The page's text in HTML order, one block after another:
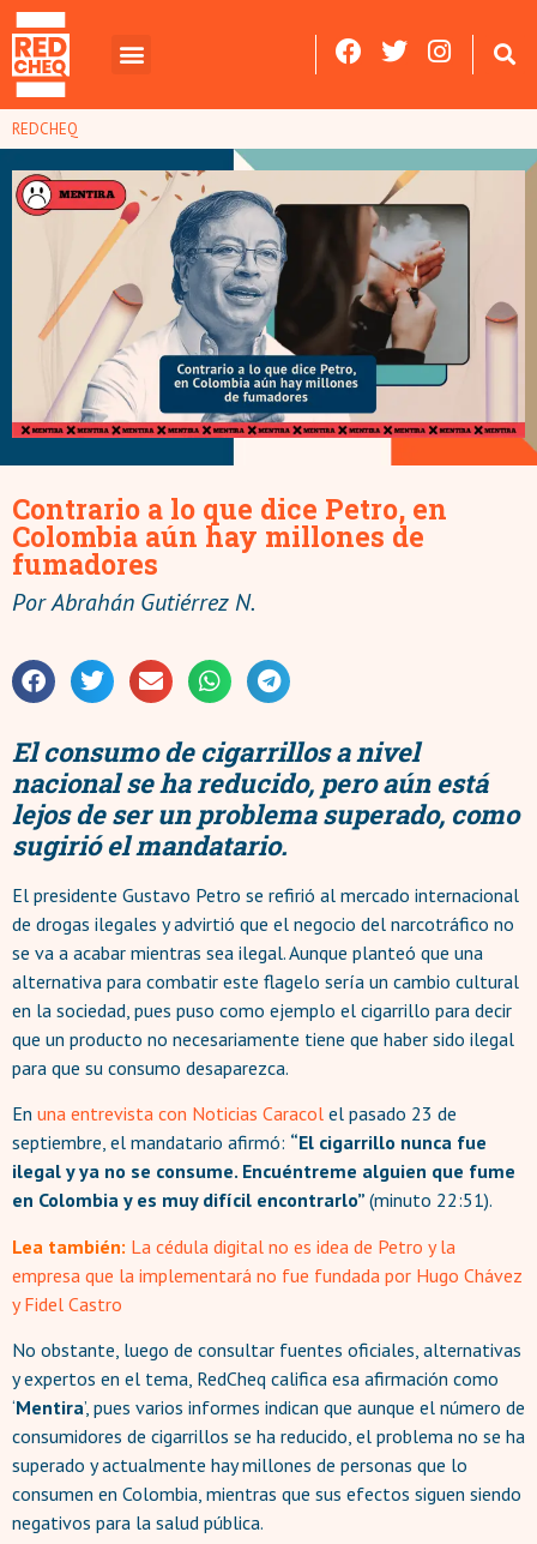
REDCHEQ
Contrario a lo que dice Petro, en
Colombia aún hay millones de
fumadores
PorAbrahán Gutiérrez N.
El consumo de cigarrillos a nivel
nacional se ha reducido, pero aún está
lejos de ser un problema superado, como
sugirió el mandatario.
El presidente Gustavo Petro se refirió al mercado internacional
de drogas ilegales y advirtió que el negocio del narcotráfico no
se va a acabar mientras sea ilegal. Aunque planteó que una
alternativa para combatir este flagelo sería un cambio cultural
en la sociedad, pues puso como ejemplo el cigarrillo para decir
que un producto no necesariamente tiene que haber sido ilegal
para que su consumo desaparezca.
En una entrevista con Noticias Caracol el pasado 23 de
septiembre, el mandatario afirmó: “El cigarrillo nunca fue
ilegal y ya no se consume. Encuéntreme alguien que fume
en Colombia y es muy difícil encontrarlo” (minuto 22:51).
Lea también: La cédula digital no es idea de Petro y la
empresa que la implementará no fue fundada por Hugo Chávez
y Fidel Castro
No obstante, luego de consultar fuentes oficiales, alternativas
y expertos en el tema, RedCheq califica esa afirmación como
‘Mentira’, pues varios informes indican que aunque el número de
consumidores de cigarrillos se ha reducido, el problema no se ha
superado y actualmente hay millones de personas que lo
consumen en Colombia, mientras que sus efectos siguen siendo
negativos para la salud pública.